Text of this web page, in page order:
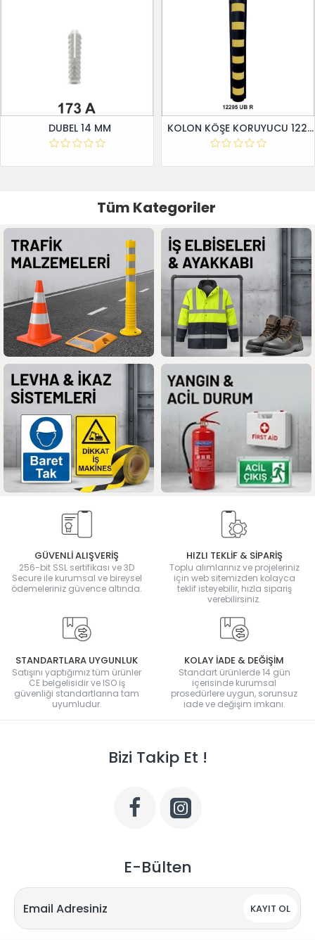
DUBEL 14 MM KOLON KÖŞE KORUYUCU 12295 UB R
Tüm Kategoriler
GÜVENLİ ALIŞVERİŞ
256-bit SSL sertifikası ve 3D
Secure ile kurumsal ve bireysel
ödemeleriniz güvence altında.
HIZLI TEKLİF & SİPARİŞ
Toplu alımlarınız ve projeleriniz
için web sitemizden kolayca
teklif isteyebilir, hızla sipariş
verebilirsiniz.
STANDARTLARA UYGUNLUK
Satışını yaptığımız tüm ürünler
CE belgelisidir ve ISO iş
güvenliği standartlarına tam
uyumludur.
KOLAY İADE & DEĞİŞİM
Standart ürünlerde 14 gün
içerisinde kurumsal
prosedürlere uygun, sorunsuz
iade ve değişim imkanı.
Bizi Takip Et !
E-Bülten
KAYIT OL